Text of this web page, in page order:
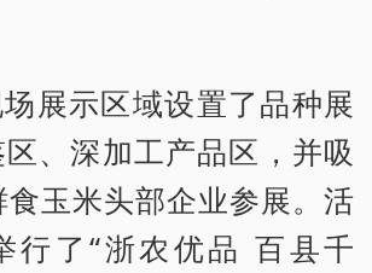
展示区域设置了品种展
、深加工产品区，并吸
玉米头部企业参展。活
行了“浙农优品 百县千